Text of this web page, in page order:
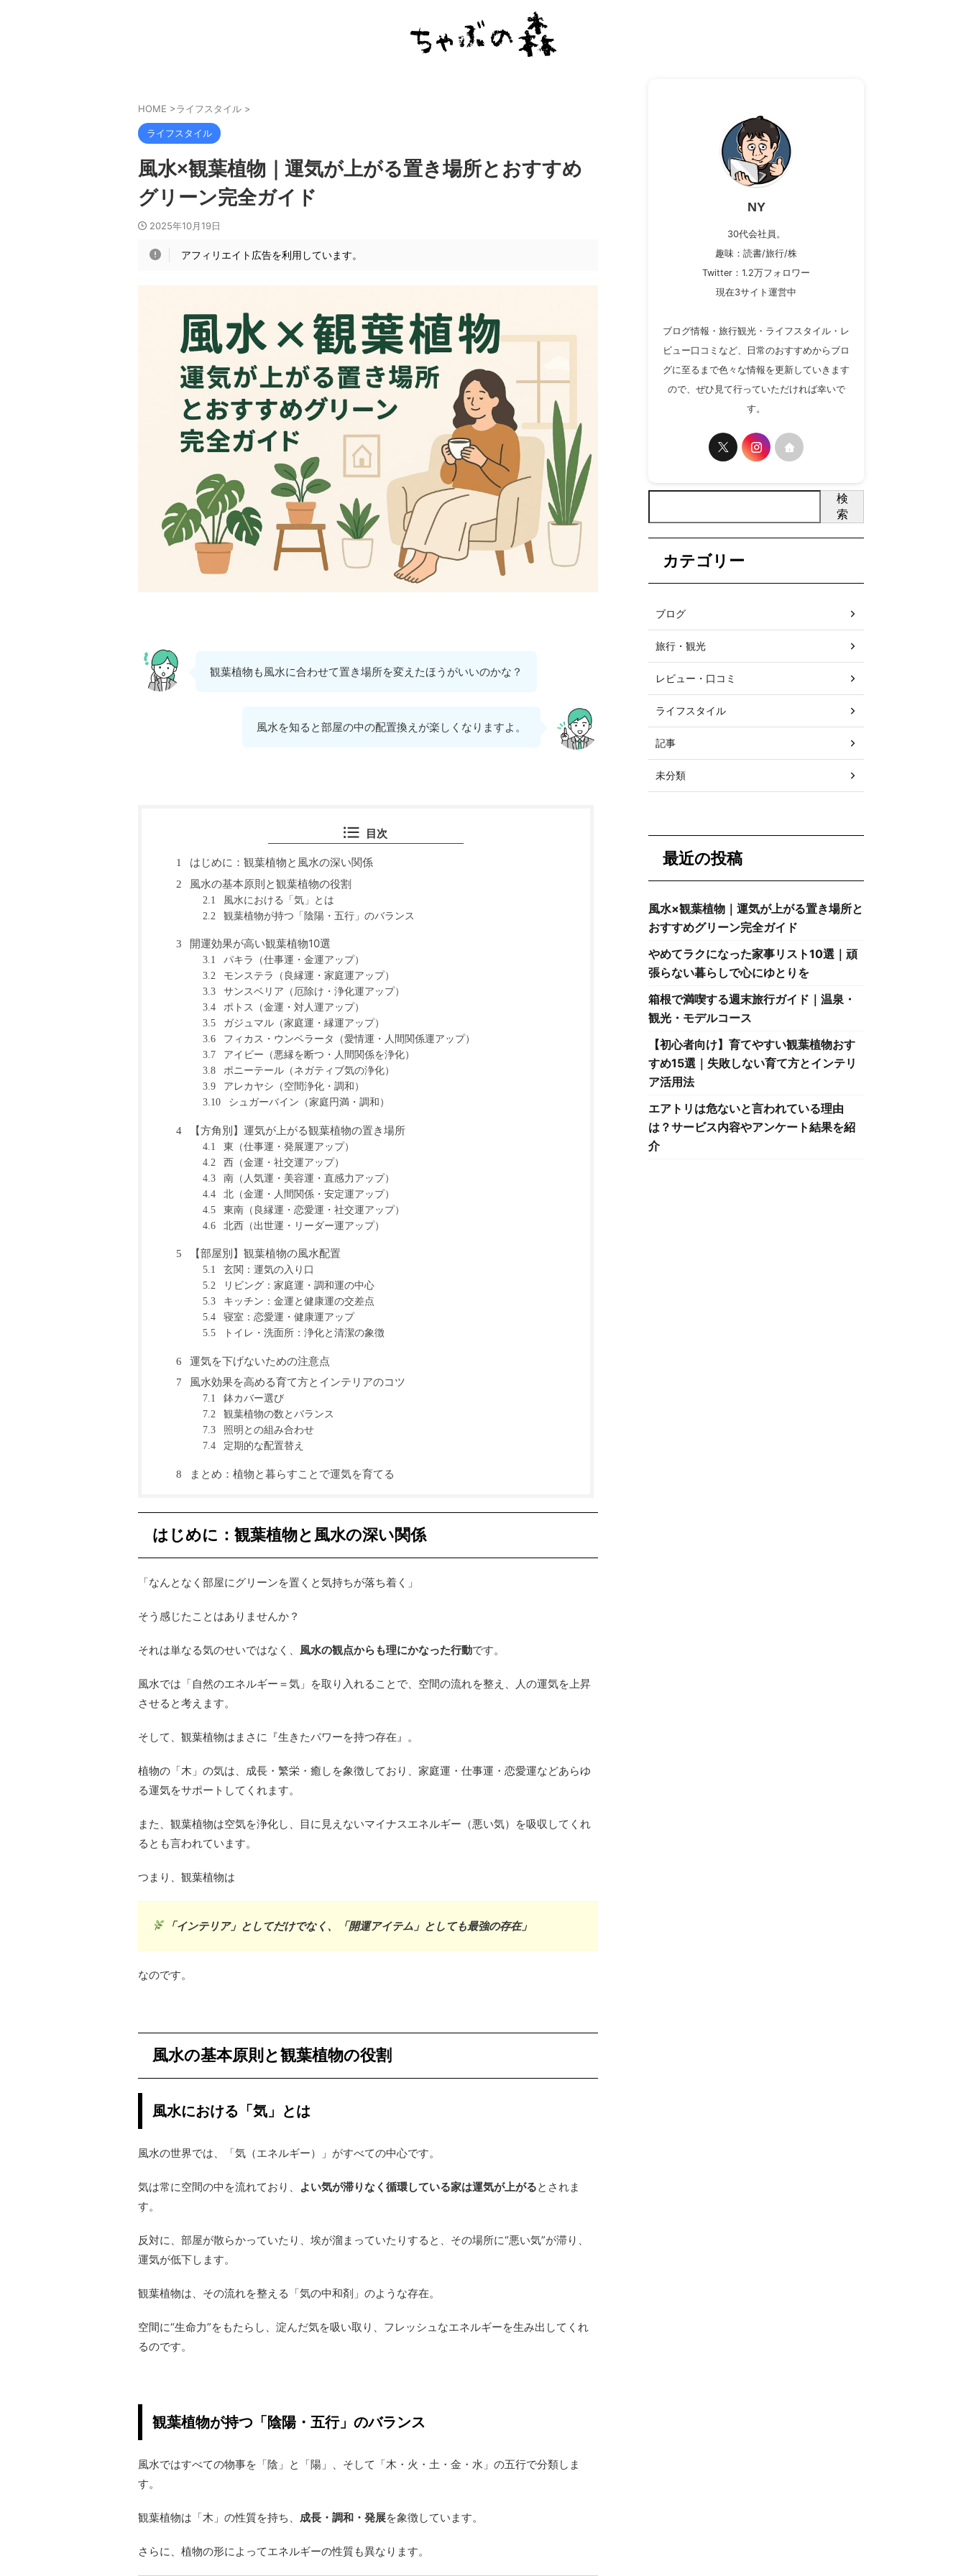
HOME >ライフスタイル >
ライフスタイル
風水×観葉植物｜運気が上がる置き場所とおすすめ
グリーン完全ガイド
2025年10月19日
アフィリエイト広告を利用しています。
観葉植物も風水に合わせて置き場所を変えたほうがいいのかな？
風水を知ると部屋の中の配置換えが楽しくなりますよ。
目次
1 はじめに：観葉植物と風水の深い関係
2 風水の基本原則と観葉植物の役割
2.1 風水における「気」とは
2.2 観葉植物が持つ「陰陽・五行」のバランス
3 開運効果が高い観葉植物10選
3.1 パキラ（仕事運・金運アップ）
3.2 モンステラ（良縁運・家庭運アップ）
3.3 サンスベリア（厄除け・浄化運アップ）
3.4 ポトス（金運・対人運アップ）
3.5 ガジュマル（家庭運・縁運アップ）
3.6 フィカス・ウンベラータ（愛情運・人間関係運アップ）
3.7 アイビー（悪縁を断つ・人間関係を浄化）
3.8 ポニーテール（ネガティブ気の浄化）
3.9 アレカヤシ（空間浄化・調和）
3.10 シュガーバイン（家庭円満・調和）
4 【方角別】運気が上がる観葉植物の置き場所
4.1 東（仕事運・発展運アップ）
4.2 西（金運・社交運アップ）
4.3 南（人気運・美容運・直感力アップ）
4.4 北（金運・人間関係・安定運アップ）
4.5 東南（良縁運・恋愛運・社交運アップ）
4.6 北西（出世運・リーダー運アップ）
5 【部屋別】観葉植物の風水配置
5.1 玄関：運気の入り口
5.2 リビング：家庭運・調和運の中心
5.3 キッチン：金運と健康運の交差点
5.4 寝室：恋愛運・健康運アップ
5.5 トイレ・洗面所：浄化と清潔の象徴
6 運気を下げないための注意点
7 風水効果を高める育て方とインテリアのコツ
7.1 鉢カバー選び
7.2 観葉植物の数とバランス
7.3 照明との組み合わせ
7.4 定期的な配置替え
8 まとめ：植物と暮らすことで運気を育てる
はじめに：観葉植物と風水の深い関係
「なんとなく部屋にグリーンを置くと気持ちが落ち着く」
そう感じたことはありませんか？
それは単なる気のせいではなく、 風水の観点からも理にかなった行動です。
風水では「自然のエネルギー＝気」を取り入れることで、空間の流れを整え、人の運気を上昇
させると考えます。
そして、観葉植物はまさに『生きたパワーを持つ存在』。
植物の「木」の気は、成長・繁栄・癒しを象徴しており、家庭運・仕事運・恋愛運などあらゆ
る運気をサポートしてくれます。
また、観葉植物は空気を浄化し、目に見えないマイナスエネルギー（悪い気）を吸収してくれ
るとも言われています。
つまり、観葉植物は
「インテリア」としてだけでなく、「開運アイテム」としても最強の存在」
なのです。
風水の基本原則と観葉植物の役割
風水における「気」とは
風水の世界では、「気（エネルギー）」がすべての中心です。
気は常に空間の中を流れており、 よい気が滞りなく循環している家は運気が上がるとされま
す。
反対に、部屋が散らかっていたり、埃が溜まっていたりすると、その場所に“悪い気”が滞り、
運気が低下します。
観葉植物は、その流れを整える「気の中和剤」のような存在。
空間に“生命力”をもたらし、淀んだ気を吸い取り、フレッシュなエネルギーを生み出してくれ
るのです。
観葉植物が持つ「陰陽・五行」のバランス
風水ではすべての物事を「陰」と「陽」、そして「木・火・土・金・水」の五行で分類しま
す。
観葉植物は「木」の性質を持ち、 成長・調和・発展を象徴しています。
さらに、植物の形によってエネルギーの性質も異なります。
NY
30代会社員。
趣味：読書/旅行/株
Twitter：1.2万フォロワー
現在3サイト運営中
ブログ情報・旅行観光・ライフスタイル・レ
ビュー口コミなど、日常のおすすめからブロ
グに至るまで色々な情報を更新していきます
ので、ぜひ見て行っていただければ幸いで
す。
検
索
カテゴリー
ブログ
旅行・観光
レビュー・口コミ
ライフスタイル
記事
未分類
最近の投稿
風水×観葉植物｜運気が上がる置き場所と
おすすめグリーン完全ガイド
やめてラクになった家事リスト10選｜頑
張らない暮らしで心にゆとりを
箱根で満喫する週末旅行ガイド｜温泉・
観光・モデルコース
【初心者向け】育てやすい観葉植物おす
すめ15選｜失敗しない育て方とインテリ
ア活用法
エアトリは危ないと言われている理由
は？サービス内容やアンケート結果を紹
介